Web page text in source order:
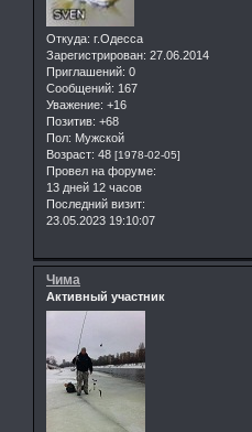
Откуда: г.Одесса
Зарегистрирован: 27.06.2014
Приглашений: 0
Сообщений: 167
Уважение: +16
Позитив: +68
Пол: Мужской
Возраст: 48 [1978-02-05]
Провел на форуме:
13 дней 12 часов
Последний визит:
23.05.2023 19:10:07
Чима
Активный участник